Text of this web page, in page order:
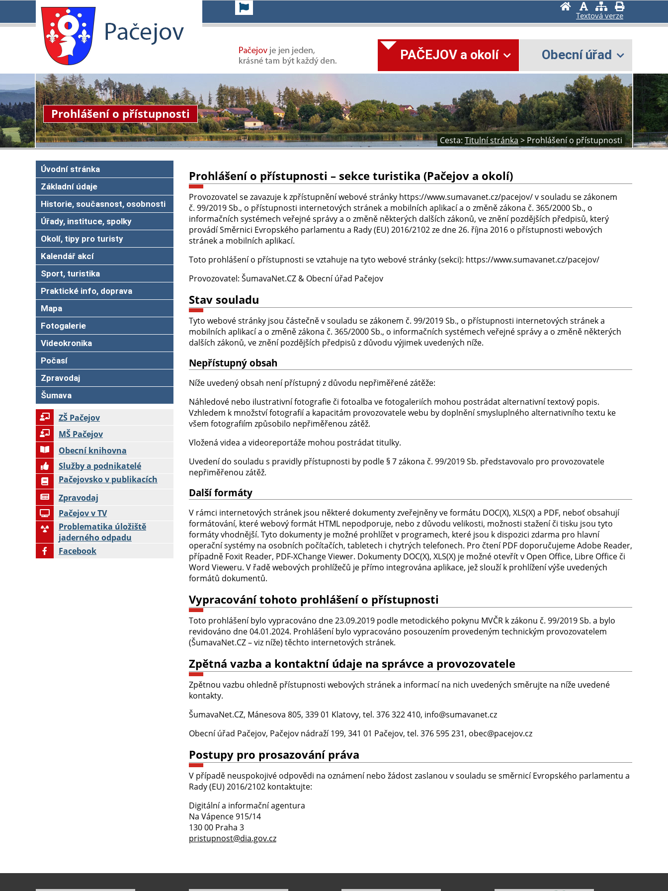
Textová verze
PAČEJOV a okolí Obecní úřad
Prohlášení o přístupnosti
Cesta: Titulní stránka > Prohlášení o přístupnosti
Úvodní stránka
Základní údaje
Historie, současnost, osobnosti
Úřady, instituce, spolky
Okolí, tipy pro turisty
Kalendář akcí
Sport, turistika
Praktické info, doprava
Mapa
Fotogalerie
Videokronika
Počasí
Zpravodaj
Šumava
ZŠ Pačejov
MŠ Pačejov
Obecní knihovna
Služby a podnikatelé
Pačejovsko v publikacích
Zpravodaj
Pačejov v TV
Problematika úložiště
jaderného odpadu
Facebook
Prohlášení o přístupnosti – sekce turistika (Pačejov a okolí)
Provozovatel se zavazuje k zpřístupnění webové stránky https://www.sumavanet.cz/pacejov/ v souladu se zákonem
č. 99/2019 Sb., o přístupnosti internetových stránek a mobilních aplikací a o změně zákona č. 365/2000 Sb., o
informačních systémech veřejné správy a o změně některých dalších zákonů, ve znění pozdějších předpisů, který
provádí Směrnici Evropského parlamentu a Rady (EU) 2016/2102 ze dne 26. října 2016 o přístupnosti webových
stránek a mobilních aplikací.
Toto prohlášení o přístupnosti se vztahuje na tyto webové stránky (sekci): https://www.sumavanet.cz/pacejov/
Provozovatel: ŠumavaNet.CZ & Obecní úřad Pačejov
Stav souladu
Tyto webové stránky jsou částečně v souladu se zákonem č. 99/2019 Sb., o přístupnosti internetových stránek a
mobilních aplikací a o změně zákona č. 365/2000 Sb., o informačních systémech veřejné správy a o změně některých
dalších zákonů, ve znění pozdějších předpisů z důvodu výjimek uvedených níže.
Nepřístupný obsah
Níže uvedený obsah není přístupný z důvodu nepřiměřené zátěže:
Náhledové nebo ilustrativní fotografie či fotoalba ve fotogaleriích mohou postrádat alternativní textový popis.
Vzhledem k množství fotografií a kapacitám provozovatele webu by doplnění smysluplného alternativního textu ke
všem fotografiím způsobilo nepřiměřenou zátěž.
Vložená videa a videoreportáže mohou postrádat titulky.
Uvedení do souladu s pravidly přístupnosti by podle § 7 zákona č. 99/2019 Sb. představovalo pro provozovatele
nepřiměřenou zátěž.
Další formáty
V rámci internetových stránek jsou některé dokumenty zveřejněny ve formátu DOC(X), XLS(X) a PDF, neboť obsahují
formátování, které webový formát HTML nepodporuje, nebo z důvodu velikosti, možnosti stažení či tisku jsou tyto
formáty vhodnější. Tyto dokumenty je možné prohlížet v programech, které jsou k dispozici zdarma pro hlavní
operační systémy na osobních počítačích, tabletech i chytrých telefonech. Pro čtení PDF doporučujeme Adobe Reader,
případně Foxit Reader, PDF-XChange Viewer. Dokumenty DOC(X), XLS(X) je možné otevřít v Open Office, Libre Office či
Word Vieweru. V řadě webových prohlížečů je přímo integrována aplikace, jež slouží k prohlížení výše uvedených
formátů dokumentů.
Vypracování tohoto prohlášení o přístupnosti
Toto prohlášení bylo vypracováno dne 23.09.2019 podle metodického pokynu MVČR k zákonu č. 99/2019 Sb. a bylo
revidováno dne 04.01.2024. Prohlášení bylo vypracováno posouzením provedeným technickým provozovatelem
(ŠumavaNet.CZ – viz níže) těchto internetových stránek.
Zpětná vazba a kontaktní údaje na správce a provozovatele
Zpětnou vazbu ohledně přístupnosti webových stránek a informací na nich uvedených směrujte na níže uvedené
kontakty.
ŠumavaNet.CZ, Mánesova 805, 339 01 Klatovy, tel. 376 322 410, info@sumavanet.cz
Obecní úřad Pačejov, Pačejov nádraží 199, 341 01 Pačejov, tel. 376 595 231, obec@pacejov.cz
Postupy pro prosazování práva
V případě neuspokojivé odpovědi na oznámení nebo žádost zaslanou v souladu se směrnicí Evropského parlamentu a
Rady (EU) 2016/2102 kontaktujte:
Digitální a informační agentura
Na Vápence 915/14
130 00 Praha 3
pristupnost@dia.gov.cz